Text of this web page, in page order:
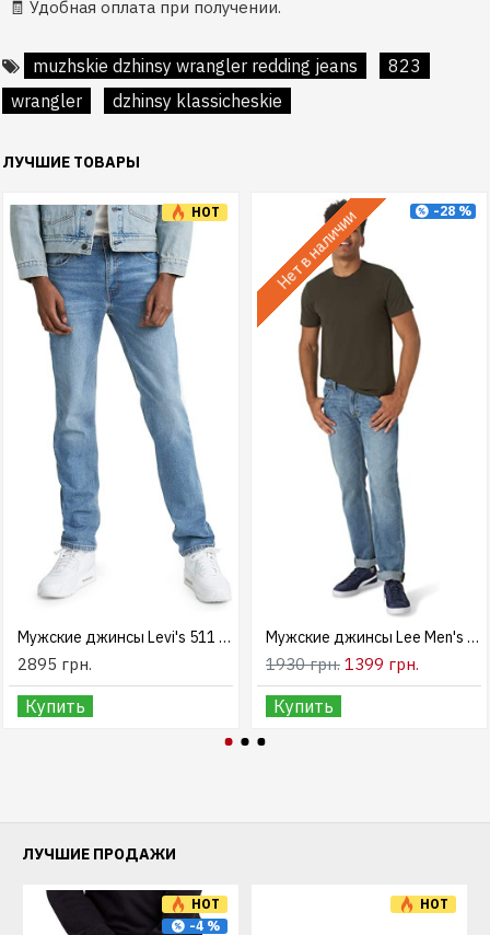
🧾 Удобная оплата при получении.
muzhskie dzhinsy wrangler redding jeans
823
wrangler
dzhinsy klassicheskie
ЛУЧШИЕ ТОВАРЫ
HOT
Мужские джинсы Levi's 511 Slim Fit Kota Kupang Stretch
2895 грн.
Купить
-28 %
Нет в наличии
Мужские джинсы Lee Men's Slim Straight Jean
1930 грн. 1399 грн.
Купить
ЛУЧШИЕ ПРОДАЖИ
HOT
-4 %
HOT